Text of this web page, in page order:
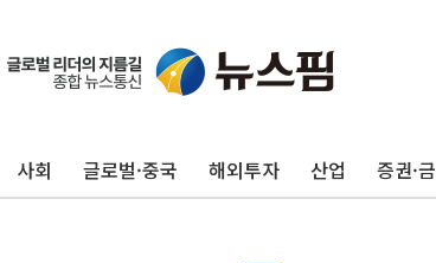
사회 글로벌·중국 해외투자 산업 증권·
"최대 2시간 앞서
창호 교체하다
장동혁 "규제와